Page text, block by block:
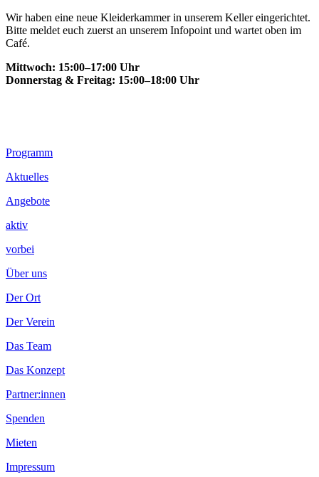
Wir haben eine neue Kleiderkammer in unserem Keller eingerichtet.
Bitte meldet euch zuerst an unserem Infopoint und wartet oben im
Café.
Mittwoch: 15:00–17:00 Uhr
Donnerstag & Freitag: 15:00–18:00 Uhr
Footer
Inhalt
Programm
Aktuelles
Angebote
aktiv
vorbei
Über uns
Der Ort
Der Verein
Das Team
Das Konzept
Partner:innen
Spenden
Mieten
Impressum